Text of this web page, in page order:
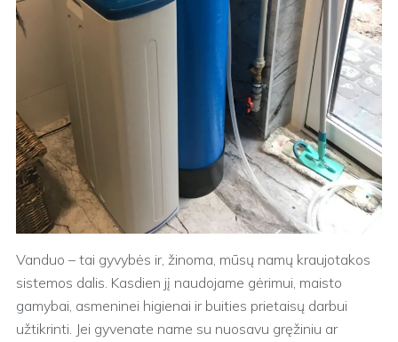
Vanduo – tai gyvybės ir, žinoma, mūsų namų kraujotakos
sistemos dalis. Kasdien jį naudojame gėrimui, maisto
gamybai, asmeninei higienai ir buities prietaisų darbui
užtikrinti. Jei gyvenate name su nuosavu gręžiniu ar